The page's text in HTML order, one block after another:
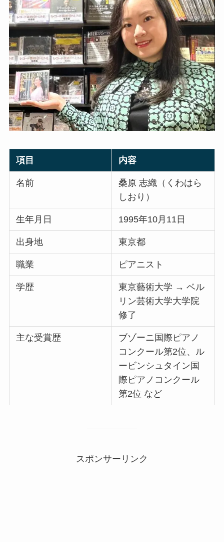
項目 内容
名前
桑原 志織（くわはら
しおり）
生年月日 1995年10月11日
出身地 東京都
職業 ピアニスト
学歴
東京藝術大学 → ベル
リン芸術大学大学院
修了
主な受賞歴
ブゾーニ国際ピアノ
コンクール第2位、ル
ービンシュタイン国
際ピアノコンクール
第2位 など
スポンサーリンク